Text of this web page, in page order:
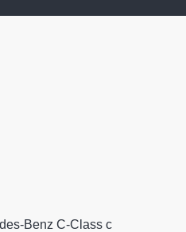
Benz C-Class с